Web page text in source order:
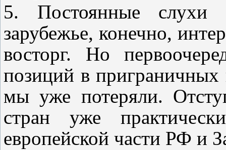
5. Постоянные
зарубежье, конечно,
восторг. Но
позиций в приграничных
мы уже потеряли.
стран уже
европейской части РФ и